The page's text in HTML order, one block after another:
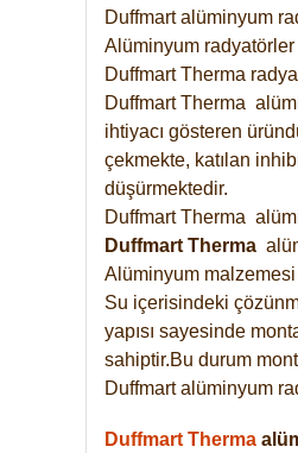
Duffmart alüminyum
Alüminyum radyatörler
Duffmart Therma
Duffmart Therma
ihtiyacı gösteren
çekmekte, katılan
düşürmektedir.
Duffmart Therma
Duffmart Therma
Alüminyum
Su içerisindeki
yapısı sayesinde
sahiptir.Bu durum
Duffmart alüminyum
Duffmart Therma